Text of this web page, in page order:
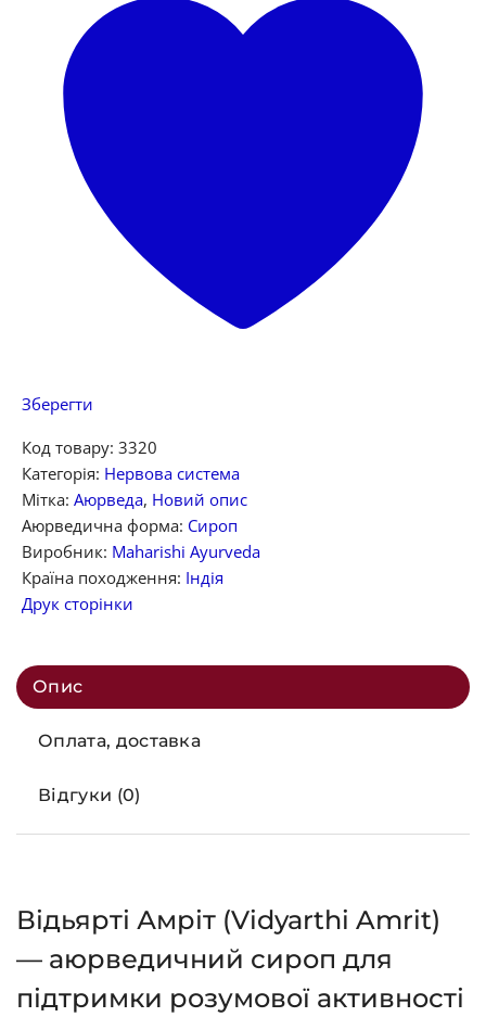
Зберегти
Код товару: 3320
Категорія: Нервова система
Мітка: Аюрведа, Новий опис
Аюрведична форма: Сироп
Виробник: Maharishi Ayurveda
Країна походження: Індія
Друк сторінки
Опис
Оплата, доставка
Відгуки (0)
Відьярті Амріт (Vidyarthi Amrit)
— аюрведичний сироп для
підтримки розумової активності